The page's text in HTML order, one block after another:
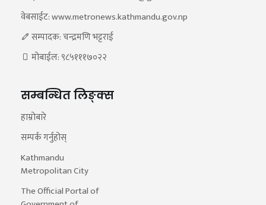
वेबसाईट: www.metronews.kathmandu.gov.np
सम्पादक: चन्द्रमणि भट्टराई
मोबाईल: ९८५१११७०२२
सम्बन्धित लिङ्क्स
हाम्रोबारे
सम्पर्क गर्नुहोस्
Kathmandu
Metropolitan City
The Official Portal of